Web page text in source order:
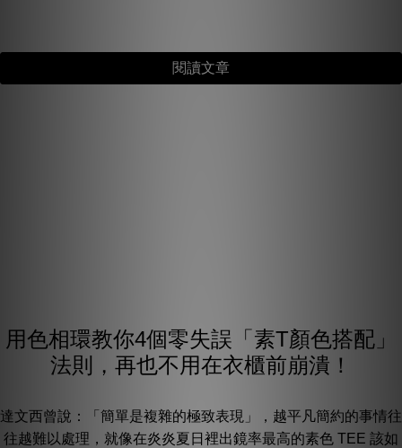
閱讀文章
用色相環教你4個零失誤「素T顏色搭配」
法則，再也不用在衣櫃前崩潰！
達文西曾說：「簡單是複雜的極致表現」，越平凡簡約的事情往
往越難以處理，就像在炎炎夏日裡出鏡率最高的素色 TEE 該如